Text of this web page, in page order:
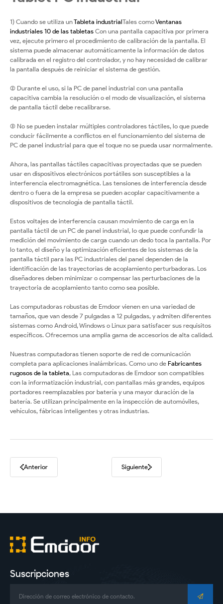
1) Cuando se utiliza unTableta industrialTales comoVentanas
industriales 10 de las tabletas Con una pantalla capacitiva por primera
vez, ejecute primero el procedimiento de calibración de la pantalla. El
sistema puede almacenar automáticamente la información de datos
calibrada en el registro del controlador, y no hay necesidad de calibrar
la pantalla después de reiniciar el sistema de gestión.
(2) Durante el uso, si la PC de panel industrial con una pantalla
capacitiva cambia la resolución o el modo de visualización, el sistema
de pantalla táctil debe recalibrarse.
(3) No se pueden instalar múltiples controladores táctiles, lo que puede
conducir fácilmente a conflictos en el funcionamiento del sistema de
PC de panel industrial para que el toque no se pueda usar normalmente.
Ahora, las pantallas táctiles capacitivas proyectadas que se pueden
usar en dispositivos electrónicos portátiles son susceptibles a la
interferencia electromagnética. Las tensiones de interferencia desde
dentro o fuera de la empresa se pueden acoplar capacitivamente a
dispositivos de tecnología de pantalla táctil.
Estos voltajes de interferencia causan movimiento de carga en la
pantalla táctil de un PC de panel industrial, lo que puede confundir la
medición del movimiento de carga cuando un dedo toca la pantalla. Por
lo tanto, el diseño y la optimización eficientes de los sistemas de la
pantalla táctil para las PC industriales del panel dependen de la
identificación de las trayectorias de acoplamiento perturbadoras. Los
diseñadores deben minimizar o compensar las perturbaciones de la
trayectoria de acoplamiento tanto como sea posible.
Las computadoras robustas de Emdoor vienen en una variedad de
tamaños, que van desde 7 pulgadas a 12 pulgadas, y admiten diferentes
sistemas como Android, Windows o Linux para satisfacer sus requisitos
específicos. Ofrecemos una amplia gama de accesorios de alta calidad.
Nuestras computadoras tienen soporte de red de comunicación
completa para aplicaciones inalámbricas. Como uno de Fabricantes
rugosos de la tableta, Las computadoras de Emdoor son compatibles
con la informatización industrial, con pantallas más grandes, equipos
portadores reemplazables por batería y una mayor duración de la
batería. Se utilizan principalmente en la inspección de automóviles,
vehículos, fábricas inteligentes y otras industrias.
Anterior Siguiente
Suscripciones